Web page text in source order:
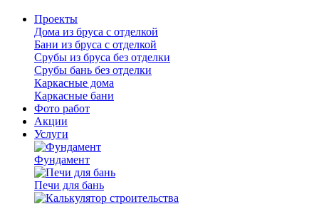
Проекты
Дома из бруса с отделкой
Бани из бруса с отделкой
Срубы из бруса без отделки
Срубы бань без отделки
Каркасные дома
Каркасные бани
Фото работ
Акции
Услуги
Фундамент
Печи для бань